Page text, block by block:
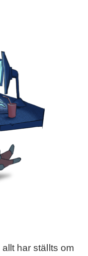
allt har ställts om